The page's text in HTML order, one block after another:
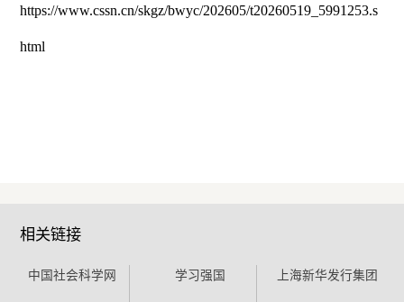
https://www.cssn.cn/skgz/bwyc/202605/t20260519_5991253.s
html
相关链接
中国社会科学网 学习强国 上海新华发行集团